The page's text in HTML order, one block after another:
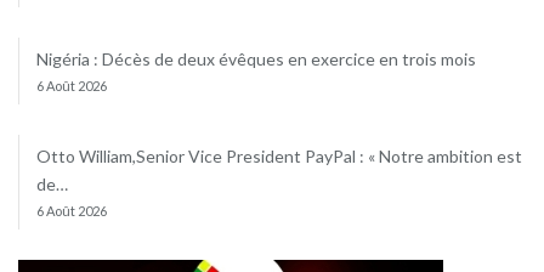
Nigéria : Décès de deux évêques en exercice en trois mois
6 Août 2026
Otto William,Senior Vice President PayPal : « Notre ambition est
de…
6 Août 2026